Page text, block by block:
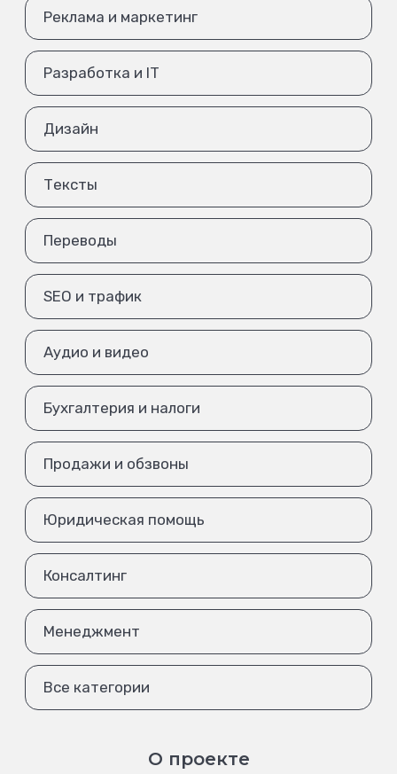
Реклама и маркетинг
Разработка и IT
Дизайн
Тексты
Переводы
SEO и трафик
Аудио и видео
Бухгалтерия и налоги
Продажи и обзвоны
Юридическая помощь
Консалтинг
Менеджмент
Все категории
О проекте